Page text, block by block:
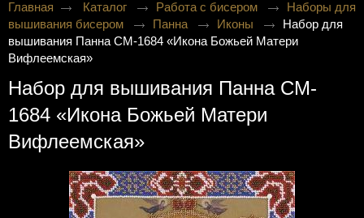
Главная Каталог Работа с бисером
Наборы для
вышивания бисером
Панна Иконы
Набор для
вышивания Панна CM-1684 «Икона Божьей Матери
Вифлеемская»
Набор для вышивания Панна CM-
1684 «Икона Божьей Матери
Вифлеемская»